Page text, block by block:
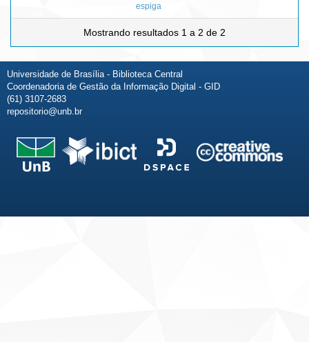
espiga
Mostrando resultados 1 a 2 de 2
Universidade de Brasília - Biblioteca Central
Coordenadoria de Gestão da Informação Digital - GID
(61) 3107-2683
repositorio@unb.br